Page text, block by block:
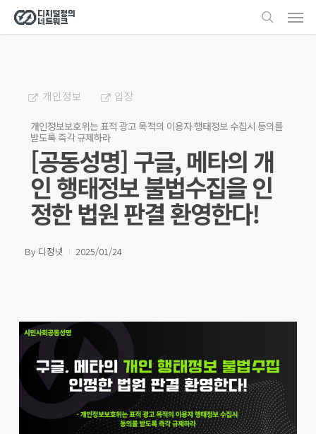
Skip
to
search
개인정보 입장
개인정보보호위는 표적 광고 목적의 이용자 행태정보 수집시 동의를
받도록 즉각 규제하라
[공동성명] 구글, 메타의 개
인 행태정보 불법수집을 인
정한 법원 판결 환영한다!
By 디정넷 2025/01/24